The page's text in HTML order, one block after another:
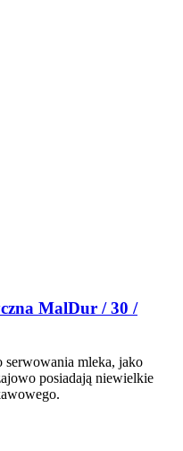
MalDur / 30 /
serwowania mleka, jako
posiadają niewielkie